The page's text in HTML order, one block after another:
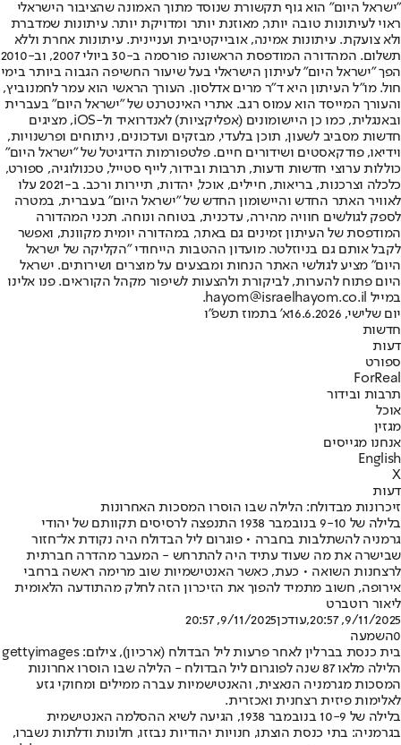
"ישראל היום" הוא גוף תקשורת שנוסד מתוך האמונה שהציבור הישראלי
ראוי לעיתונות טובה יותר, מאוזנת יותר ומדויקת יותר. עיתונות שמדברת
ולא צועקת. עיתונות אמינה, אובייקטיבית ועניינית. עיתונות אחרת וללא
תשלום. המהדורה המודפסת הראשונה פורסמה ב-30 ביולי 2007, וב-2010
הפך "ישראל היום" לעיתון הישראלי בעל שיעור החשיפה הגבוה ביותר בימי
חול. מו"ל העיתון היא ד"ר מרים אדלסון. העורך הראשי הוא עמר לחמנוביץ,
והעורך המייסד הוא עמוס רגב. אתרי האינטרנט של "ישראל היום" בעברית
ובאנגלית, כמו כן היישומונים (אפליקציות) לאנדרואיד ול-iOS, מציגים
חדשות מסביב לשעון, תוכן בלעדי, מבזקים ועדכונים, ניתוחים ופרשנויות,
וידיאו, פודקאסטים ושידורים חיים. פלטפורמות הדיגיטל של "ישראל היום"
כוללות ערוצי חדשות ודעות, תרבות ובידור, לייף סטייל, טכנולוגיה, ספורט,
כלכלה וצרכנות, בריאות, חיילים, אוכל, יהדות, תיירות ורכב. ב-2021 עלו
לאוויר האתר החדש והיישומון החדש של "ישראל היום" בעברית, במטרה
לספק לגולשים חוויה מהירה, עדכנית, בטוחה ונוחה. תכני המהדורה
המודפסת של העיתון זמינים גם באתר, במהדורה יומית מקוונת, ואפשר
לקבל אותם גם בניוזלטר. מועדון ההטבות הייחודי "הקליקה של ישראל
היום" מציע לגולשי האתר הנחות ומבצעים על מוצרים ושירותים. ישראל
היום פתוח להערות, לביקורת ולהצעות לשיפור מקהל הקוראים. פנו אלינו
במייל hayom@israelhayom.co.il.
יום שלישי, 16.6.2026
א' בתמוז תשפ"ו
חדשות
דעות
ספורט
ForReal
תרבות ובידור
אוכל
מגזין
אנחנו מגייסים
English
X
דעות
זיכרונות מבדולח: הלילה שבו הוסרו המסכות האחרונות
בלילה של 9-10 בנובמבר 1938 התנפצה לרסיסים תקוותם של יהודי
גרמניה להשתלבות בחברה • פוגרום ליל הבדולח היה נקודת אל־חזור
שבישרה את מה שעוד עתיד היה להתרחש - המעבר מהדרה חברתית
לרצחנות השואה • כעת, כאשר האנטישמיות שוב מרימה ראשה ברחבי
אירופה, חשוב מתמיד להפוך את הזיכרון הזה לחלק מהתודעה הלאומית
ליאור רוטברט
9/11/2025, 20:57
,עודכן9/11/2025, 20:57
0השמעה
בית כנסת בברלין לאחר פרעות ליל הבדולח (ארכיון), צילום: gettyimages
הלילה מלאו 87 שנה לפוגרום ליל הבדולח - הלילה שבו הוסרו אחרונות
המסכות מגרמניה הנאצית, והאנטישמיות עברה ממילים ומחוקי גזע
לאלימות פיזית רצחנית ואכזרית.
בלילה של 10-9 בנובמבר 1938, הגיעה לשיא ההסלמה האנטישמית
בגרמניה: בתי כנסת הוצתו, חנויות יהודיות נבזזו, חלונות ודלתות נשברו,